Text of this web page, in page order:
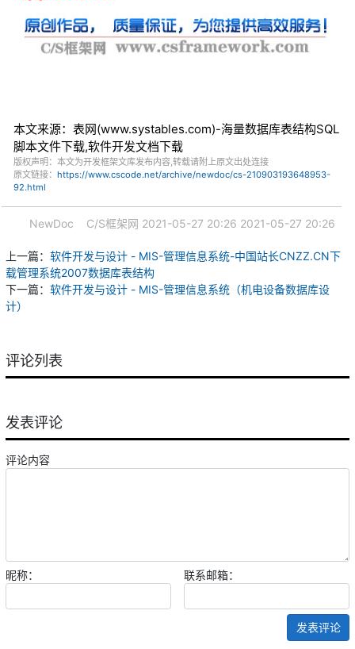
本文来源：表网(www.systables.com)-海量数据库表结构SQL
脚本文件下载,软件开发文档下载
版权声明：本文为开发框架文库发布内容,转载请附上原文出处连接
原文链接： https://www.cscode.net/archive/newdoc/cs-210903193648953-
92.html
NewDoc C/S框架网 2021-05-27 20:26 2021-05-27 20:26
上一篇： 软件开发与设计 - MIS-管理信息系统-中国站长CNZZ.CN下
载管理系统2007数据库表结构
下一篇： 软件开发与设计 - MIS-管理信息系统（机电设备数据库设
计）
评论列表
发表评论
评论内容
昵称： 联系邮箱：
发表评论